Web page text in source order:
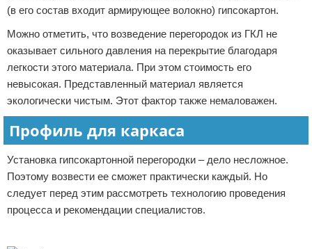
(в его состав входит армирующее волокно) гипсокартон.
Можно отметить, что возведение перегородок из ГКЛ не
оказывает сильного давления на перекрытие благодаря
легкости этого материала. При этом стоимость его
невысокая. Представленный материал является
экологически чистым. Этот фактор также немаловажен.
Профиль для каркаса
Установка гипсокартонной перегородки – дело несложное.
Поэтому возвести ее сможет практически каждый. Но
следует перед этим рассмотреть технологию проведения
процесса и рекомендации специалистов.